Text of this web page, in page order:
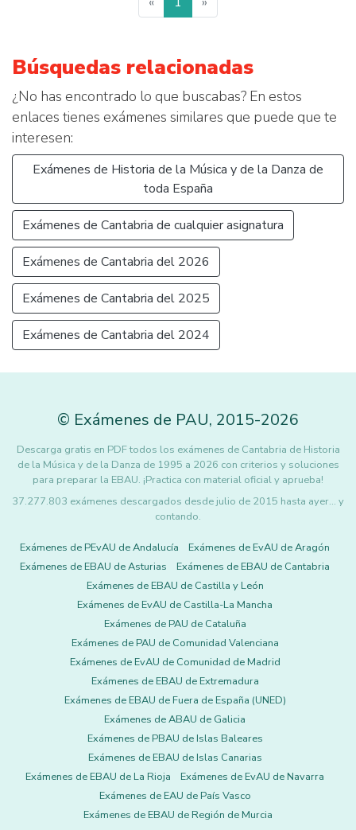
Búsquedas relacionadas
¿No has encontrado lo que buscabas? En estos
enlaces tienes exámenes similares que puede que te
interesen:
Exámenes de Historia de la Música y de la Danza de
toda España
Exámenes de Cantabria de cualquier asignatura
Exámenes de Cantabria del 2026
Exámenes de Cantabria del 2025
Exámenes de Cantabria del 2024
© Exámenes de PAU, 2015-2026
Descarga gratis en PDF todos los exámenes de Cantabria de Historia
de la Música y de la Danza de 1995 a 2026 con criterios y soluciones
para preparar la EBAU. ¡Practica con material oficial y aprueba!
37.277.803 exámenes descargados desde julio de 2015 hasta ayer... y
contando.
Exámenes de PEvAU de Andalucía
Exámenes de EvAU de Aragón
Exámenes de EBAU de Asturias
Exámenes de EBAU de Cantabria
Exámenes de EBAU de Castilla y León
Exámenes de EvAU de Castilla-La Mancha
Exámenes de PAU de Cataluña
Exámenes de PAU de Comunidad Valenciana
Exámenes de EvAU de Comunidad de Madrid
Exámenes de EBAU de Extremadura
Exámenes de EBAU de Fuera de España (UNED)
Exámenes de ABAU de Galicia
Exámenes de PBAU de Islas Baleares
Exámenes de EBAU de Islas Canarias
Exámenes de EBAU de La Rioja
Exámenes de EvAU de Navarra
Exámenes de EAU de País Vasco
Exámenes de EBAU de Región de Murcia